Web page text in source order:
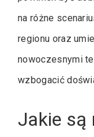
na różne
regionu oraz
nowoczesnymi
wzbogacić
Jakie są